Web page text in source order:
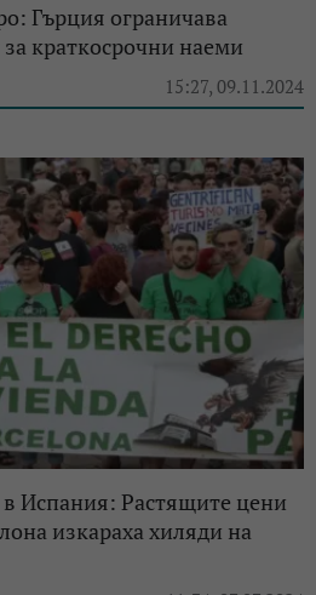
Гърция ограничава
краткосрочни наеми
15:27, 09.11.2024
Испания: Растящите цени
изкараха хиляди на